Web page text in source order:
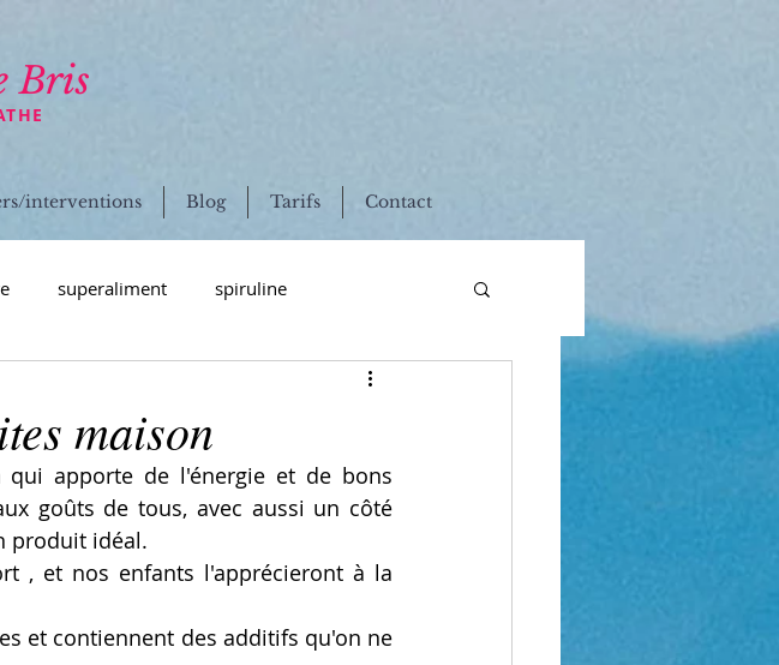
Bris
interventions Blog Tarifs Contact
superaliment spiruline
immunité maladie sans gluten
maison
apporte de l'énergie et de bons
goûts de tous, avec aussi un côté
produit idéal.
, et nos enfants l'apprécieront à la
et contiennent des additifs qu'on ne